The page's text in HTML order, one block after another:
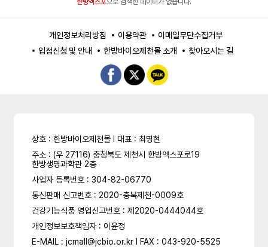
한방엑스포으로 검색한 데이터가 없습니다.
개인정보처리방침 이용약관
이메일무단수집거부
입점신청 및 안내
한방바이오제천몰 소개 찾아오시는 길
상호 : 한방바이오제천몰 l 대표 : 최명현
주소 : (우 27116) 충청북도 제천시 한방엑스포로19
한방생명과학관 2층
사업자 등록번호 : 304-82-06770
통신판매 신고번호 : 2020-충북제천-0009호
건강기능식품 영업신고번호 : 제2020-0444044호
개인정보보호책임자 : 이윤정
E-MAIL : jcmall@jcbio.or.kr l FAX : 043-920-5525